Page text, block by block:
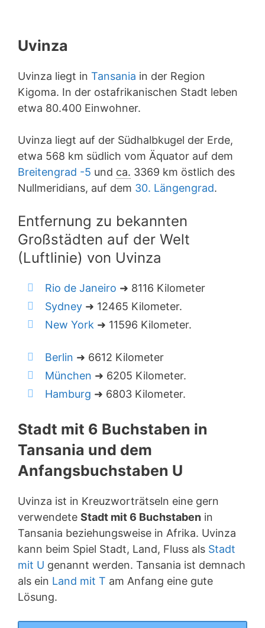
Uvinza
Uvinza liegt in Tansania in der Region
Kigoma. In der ostafrikanischen Stadt leben
etwa 80.400 Einwohner.
Uvinza liegt auf der Südhalbkugel der Erde,
etwa 568 km südlich vom Äquator auf dem
Breitengrad -5 und ca. 3369 km östlich des
Nullmeridians, auf dem 30. Längengrad.
Entfernung zu bekannten
Großstädten auf der Welt
(Luftlinie) von Uvinza
Rio de Janeiro ➜ 8116 Kilometer
Sydney ➜ 12465 Kilometer.
New York ➜ 11596 Kilometer.
Berlin ➜ 6612 Kilometer
München ➜ 6205 Kilometer.
Hamburg ➜ 6803 Kilometer.
Stadt mit 6 Buchstaben in
Tansania und dem
Anfangsbuchstaben U
Uvinza ist in Kreuzworträtseln eine gern
verwendete Stadt mit 6 Buchstaben in
Tansania beziehungsweise in Afrika. Uvinza
kann beim Spiel Stadt, Land, Fluss als Stadt
mit U genannt werden. Tansania ist demnach
als ein Land mit T am Anfang eine gute
Lösung.